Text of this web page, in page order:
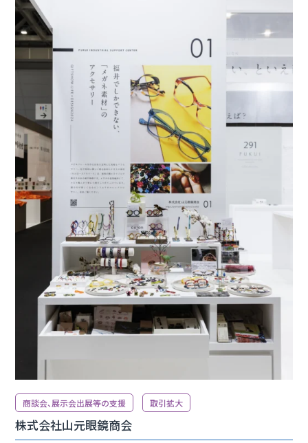
商談会、展示会出展等の支援 取引拡大
株式会社山元眼鏡商会